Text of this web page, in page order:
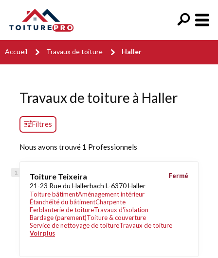
Accueil Travaux de toiture Haller
Travaux de toiture à Haller
Filtres
Nous avons trouvé 1 Professionnels
Toiture Teixeira
21-23 Rue du Hallerbach L-6370 Haller
Toiture bâtimentAménagement intérieur
Étanchéité du bâtimentCharpente
Ferblanterie de toitureTravaux d'isolation
Bardage (parement)Toiture & couverture
Service de nettoyage de toitureTravaux de toiture
Voir plus
Fermé